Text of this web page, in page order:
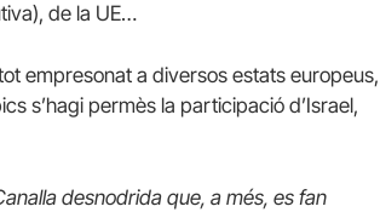
de la UE…
empresonat a diversos estats europeus,
s’hagi permès la participació d’Israel,
desnodrida que, a més, es fan